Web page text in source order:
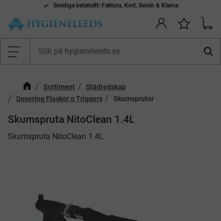
Meny
Smidiga betalsätt: Faktura, Kort, Swish & Klarna
Sortiment
Städredskap
Dosering Flaskor o Triggers
Skumsprutor
Skumspruta NitoClean 1.4L
​Skumspruta NitoClean 1.4L